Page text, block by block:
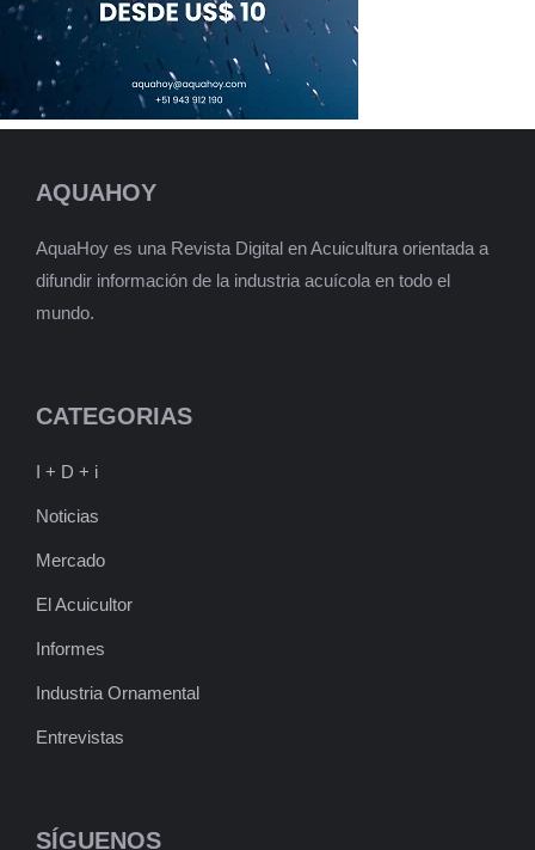
AQUAHOY
AquaHoy es una Revista Digital en Acuicultura orientada a
difundir información de la industria acuícola en todo el
mundo.
CATEGORIAS
I + D + i
Noticias
Mercado
El Acuicultor
Informes
Industria Ornamental
Entrevistas
SÍGUENOS